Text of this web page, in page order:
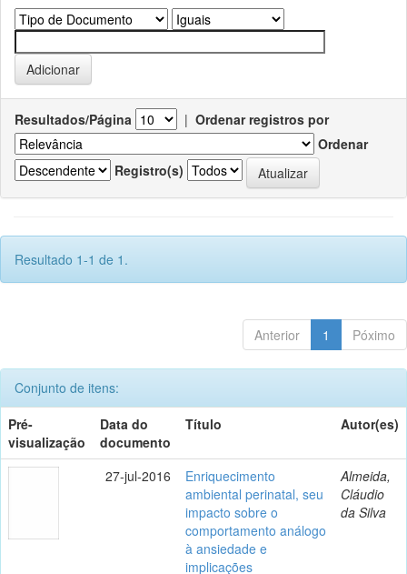
Resultados/Página | Ordenar registros por
Ordenar
Registro(s)
Resultado 1-1 de 1.
Anterior 1 Póximo
Conjunto de itens:
Pré-
visualização
Data do
documento
Título Autor(es)
27-jul-2016
Enriquecimento
ambiental perinatal, seu
impacto sobre o
comportamento análogo
à ansiedade e
implicações
Almeida,
Cláudio
da Silva